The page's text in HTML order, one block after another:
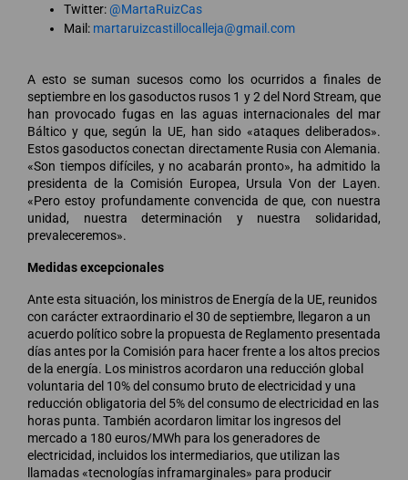
Twitter:@MartaRuizCas
Mail: martaruizcastillocalleja@gmail.com
A esto se suman sucesos como los ocurridos a finales de
septiembre en los gasoductos rusos 1 y 2 del Nord Stream, que
han provocado fugas en las aguas internacionales del mar
Báltico y que, según la UE, han sido «ataques deliberados».
Estos gasoductos conectan directamente Rusia con Alemania.
«Son tiempos difíciles, y no acabarán pronto», ha admitido la
presidenta de la Comisión Europea, Ursula Von der Layen.
«Pero estoy profundamente convencida de que, con nuestra
unidad, nuestra determinación y nuestra solidaridad,
prevaleceremos».
Medidas excepcionales
Ante esta situación, los ministros de Energía de la UE, reunidos
con carácter extraordinario el 30 de septiembre, llegaron a un
acuerdo político sobre la propuesta de Reglamento presentada
días antes por la Comisión para hacer frente a los altos precios
de la energía. Los ministros acordaron una reducción global
voluntaria del 10% del consumo bruto de electricidad y una
reducción obligatoria del 5% del consumo de electricidad en las
horas punta. También acordaron limitar los ingresos del
mercado a 180 euros/MWh para los generadores de
electricidad, incluidos los intermediarios, que utilizan las
llamadas «tecnologías inframarginales» para producir